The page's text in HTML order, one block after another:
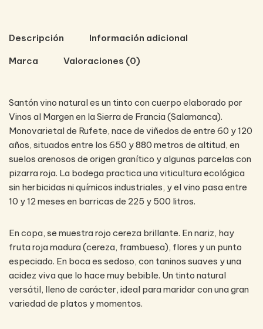
Descripción Información adicional
Marca Valoraciones (0)
Santón vino natural es un tinto con cuerpo elaborado por
Vinos al Margen en la Sierra de Francia (Salamanca).
Monovarietal de Rufete, nace de viñedos de entre 60 y 120
años, situados entre los 650 y 880 metros de altitud, en
suelos arenosos de origen granítico y algunas parcelas con
pizarra roja. La bodega practica una viticultura ecológica
sin herbicidas ni químicos industriales, y el vino pasa entre
10 y 12 meses en barricas de 225 y 500 litros.
En copa, se muestra rojo cereza brillante. En nariz, hay
fruta roja madura (cereza, frambuesa), flores y un punto
especiado. En boca es sedoso, con taninos suaves y una
acidez viva que lo hace muy bebible. Un tinto natural
versátil, lleno de carácter, ideal para maridar con una gran
variedad de platos y momentos.